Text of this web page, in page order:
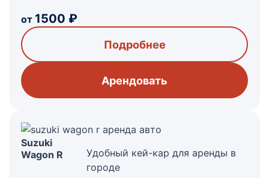
от 1500 ₽
Подробнее
Арендовать
Suzuki
Wagon R
Удобный кей-кар для аренды в
городе